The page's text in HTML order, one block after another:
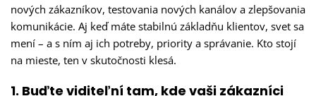
nových zákazníkov, testovania nových kanálov a zlepšovania
komunikácie. Aj keď máte stabilnú základňu klientov, svet sa
mení – a s ním aj ich potreby, priority a správanie. Kto stojí
na mieste, ten v skutočnosti klesá.
1. Buďte viditeľní tam, kde vaši zákazníci